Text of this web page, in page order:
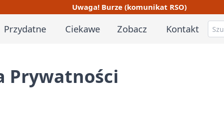
Uwaga! Burze (komunikat RSO)
Przydatne Ciekawe Zobacz Kontakt
Prywatności